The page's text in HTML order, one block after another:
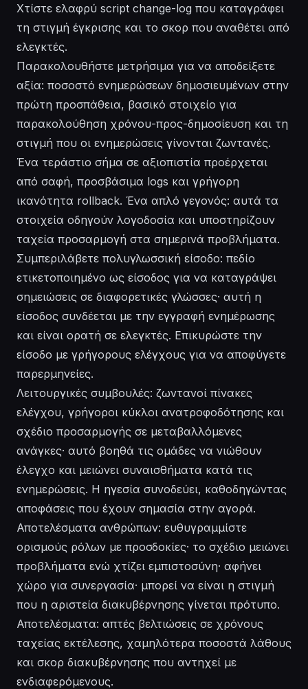
Χτίστε ελαφρύ script change-log που καταγράφει
τη στιγμή έγκρισης και το σκορ που αναθέτει από
ελεγκτές.
Παρακολουθήστε μετρήσιμα για να αποδείξετε
αξία: ποσοστό ενημερώσεων δημοσιευμένων στην
πρώτη προσπάθεια, βασικό στοιχείο για
παρακολούθηση χρόνου-προς-δημοσίευση και τη
στιγμή που οι ενημερώσεις γίνονται ζωντανές.
Ένα τεράστιο σήμα σε αξιοπιστία προέρχεται
από σαφή, προσβάσιμα logs και γρήγορη
ικανότητα rollback. Ένα απλό γεγονός: αυτά τα
στοιχεία οδηγούν λογοδοσία και υποστηρίζουν
ταχεία προσαρμογή στα σημερινά προβλήματα.
Συμπεριλάβετε πολυγλωσσική είσοδο: πεδίο
ετικετοποιημένο ως είσοδος για να καταγράψει
σημειώσεις σε διαφορετικές γλώσσες· αυτή η
είσοδος συνδέεται με την εγγραφή ενημέρωσης
και είναι ορατή σε ελεγκτές. Επικυρώστε την
είσοδο με γρήγορους ελέγχους για να αποφύγετε
παρερμηνείες.
Λειτουργικές συμβουλές: ζωντανοί πίνακες
ελέγχου, γρήγοροι κύκλοι ανατροφοδότησης και
σχέδιο προσαρμογής σε μεταβαλλόμενες
ανάγκες· αυτό βοηθά τις ομάδες να νιώθουν
έλεγχο και μειώνει συναισθήματα κατά τις
ενημερώσεις. Η ηγεσία συνοδεύει, καθοδηγώντας
αποφάσεις που έχουν σημασία στην αγορά.
Αποτελέσματα ανθρώπων: ευθυγραμμίστε
ορισμούς ρόλων με προσδοκίες· το σχέδιο μειώνει
προβλήματα ενώ χτίζει εμπιστοσύνη· αφήνει
χώρο για συνεργασία· μπορεί να είναι η στιγμή
που η αριστεία διακυβέρνησης γίνεται πρότυπο.
Αποτελέσματα: απτές βελτιώσεις σε χρόνους
ταχείας εκτέλεσης, χαμηλότερα ποσοστά λάθους
και σκορ διακυβέρνησης που αντηχεί με
ενδιαφερόμενους.